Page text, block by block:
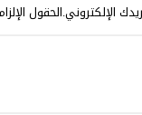
الإلكتروني.الحقول